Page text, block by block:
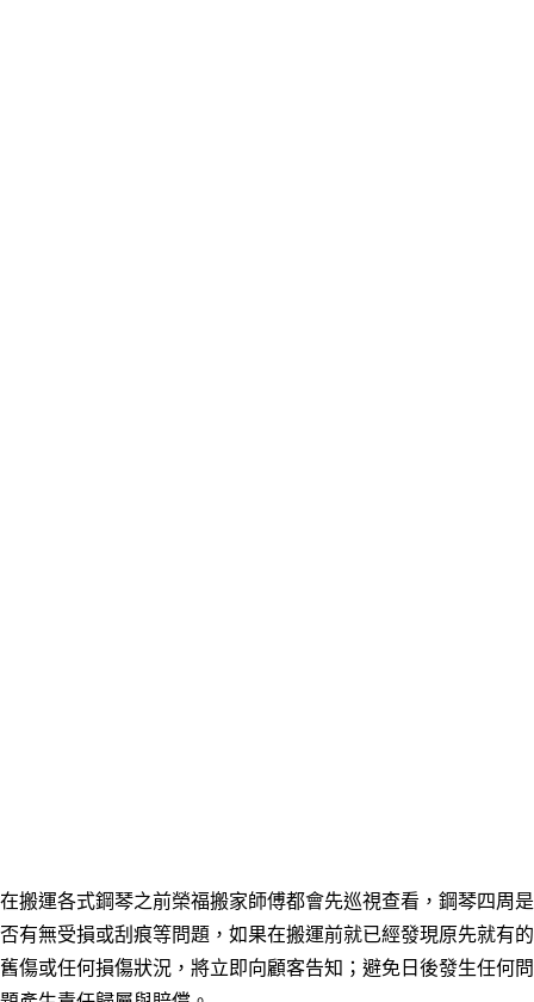
在搬運各式鋼琴之前榮福搬家師傅都會先巡視查看，鋼琴四周是
否有無受損或刮痕等問題，如果在搬運前就已經發現原先就有的
舊傷或任何損傷狀況，將立即向顧客告知；避免日後發生任何問